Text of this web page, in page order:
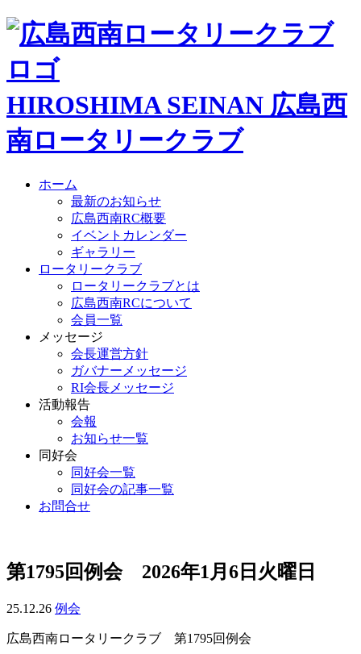
HIROSHIMA SEINAN 広島西
南ロータリークラブ
ホーム
最新のお知らせ
広島西南RC概要
イベントカレンダー
ギャラリー
ロータリークラブ
ロータリークラブとは
広島西南RCについて
会員一覧
メッセージ
会長運営方針
ガバナーメッセージ
RI会長メッセージ
活動報告
会報
お知らせ一覧
同好会
同好会一覧
同好会の記事一覧
お問合せ
第1795回例会 2026年1月6日火曜日
25.12.26 例会
広島西南ロータリークラブ 第1795回例会